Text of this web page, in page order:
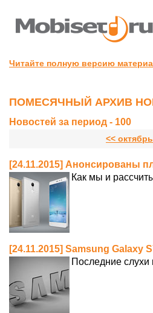
Читайте полную версию
ПОМЕСЯЧНЫЙ АРХИВ
Новостей за период - 100
<<
[24.11.2015] Анонсированы
Как мы и
[24.11.2015] Samsung Galaxy
Последние слухи